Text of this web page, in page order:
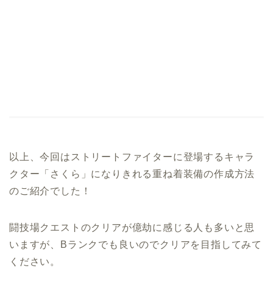
以上、今回はストリートファイターに登場するキャラ
クター「さくら」になりきれる重ね着装備の作成方法
のご紹介でした！
闘技場クエストのクリアが億劫に感じる人も多いと思
いますが、Bランクでも良いのでクリアを目指してみて
ください。